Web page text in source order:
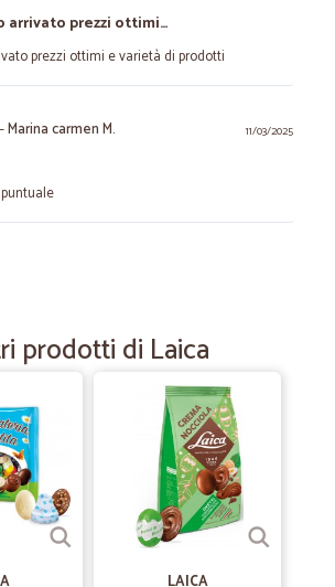
arrivato prezzi ottimi…
prezzi ottimi e varietà di prodotti
11/03/2025
Marina carmen M.
Manuela G.
prodotti ad una zia anziana ed ha apprezzato
Chiara V.
prodotti di Laica
LAICA